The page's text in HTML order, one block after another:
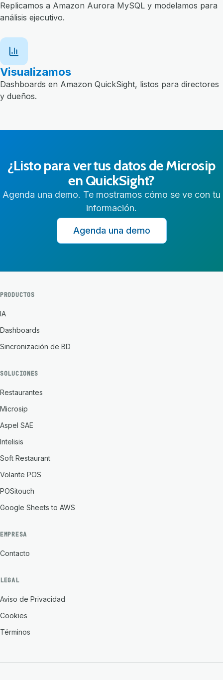
Replicamos a Amazon Aurora MySQL y modelamos para
análisis ejecutivo.
Visualizamos
Dashboards en Amazon QuickSight, listos para directores
y dueños.
¿Listo para ver tus datos de Microsip
en QuickSight?
Agenda una demo. Te mostramos cómo se ve con tu
información.
Agenda una demo
PRODUCTOS
IA
Dashboards
Sincronización de BD
SOLUCIONES
Restaurantes
Microsip
Aspel SAE
Intelisis
Soft Restaurant
Volante POS
POSitouch
Google Sheets to AWS
EMPRESA
Contacto
LEGAL
Aviso de Privacidad
Cookies
Términos